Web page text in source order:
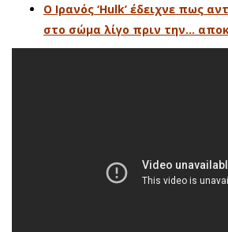
Ο Ιρανός ‘Hulk’ έδειχνε πως
στο σώμα λίγο πριν την…